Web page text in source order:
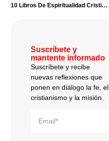
10 Libros De Espiritualidad Cristiana Que Transforman El Alma
Suscríbete y
mantente informado
Suscríbete y recibe
nuevas reflexiones que
ponen en diálogo la fe, el
cristianismo y la misión.